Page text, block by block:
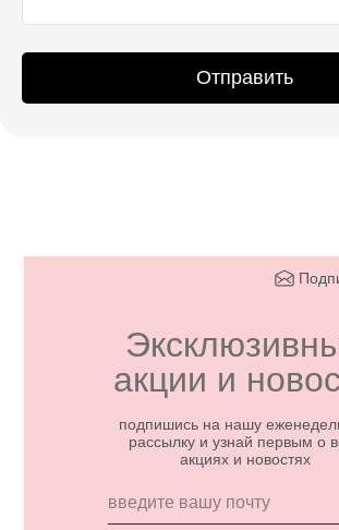
Отправить
акции и
подпишись на нашу
рассылку и узнай первым о
акциях и новостях